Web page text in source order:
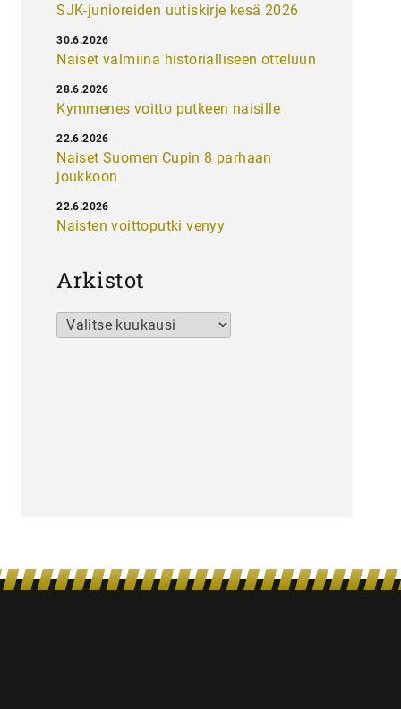
SJK-junioreiden uutiskirje kesä 2026
Naiset valmiina historialliseen otteluun
30.6.2026
Kymmenes voitto putkeen naisille
28.6.2026
Naiset Suomen Cupin 8 parhaan
joukkoon
22.6.2026
Naisten voittoputki venyy
22.6.2026
Arkistot
Arkistot